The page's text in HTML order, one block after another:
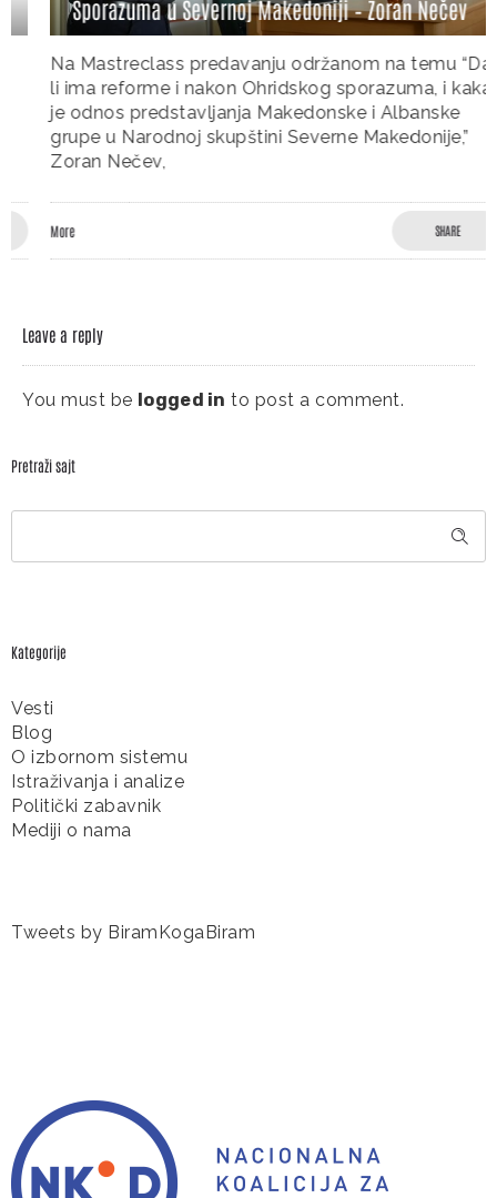
Sporazuma u Severnoj Makedoniji – Zoran Nečev
Na Mastreclass predavanju održanom na temu “Da
li ima reforme i nakon Ohridskog sporazuma, i kakav
je odnos predstavljanja Makedonske i Albanske
grupe u Narodnoj skupštini Severne Makedonije,”
Zoran Nečev,
Leave a reply
You must be logged in to post a comment.
Pretraži sajt
Kategorije
Vesti
Blog
O izbornom sistemu
Istraživanja i analize
Politički zabavnik
Mediji o nama
Tweets by BiramKogaBiram